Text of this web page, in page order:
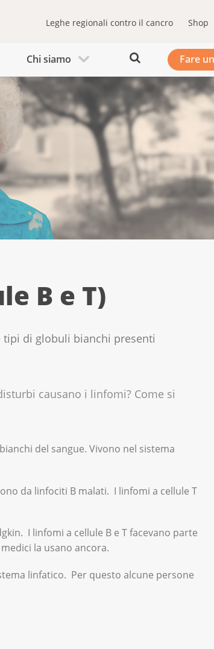
Leghe regionali contro il cancro Shop
Chi siamo Fare
B e T)
di globuli bianchi presenti
causano i linfomi? Come si
del sangue. Vivono nel sistema
da linfociti B malati. I linfomi a cellule T
I linfomi a cellule B e T facevano parte
la usano ancora.
linfatico. Per questo alcune persone